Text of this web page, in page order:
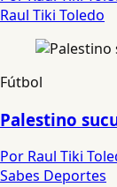
Raul Tiki Toledo
Fútbol
Palestino
Por Raul Tiki
Sabes Deportes